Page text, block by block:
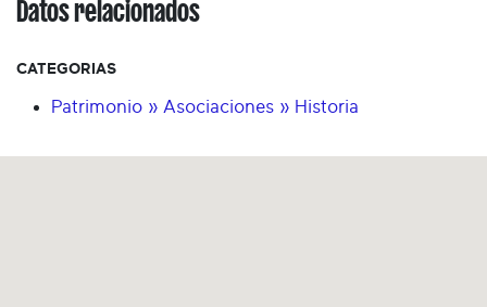
Datos relacionados
CATEGORIAS
Patrimonio » Asociaciones » Historia